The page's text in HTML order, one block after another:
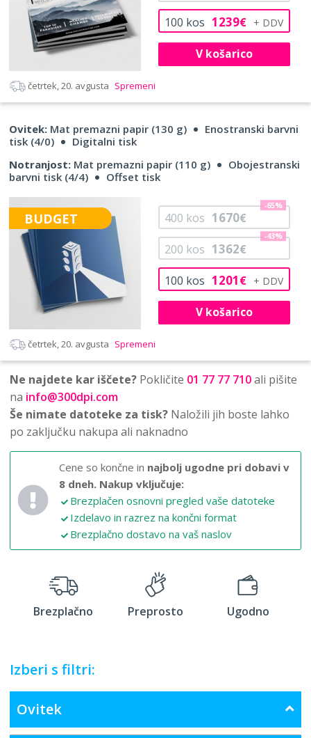
100 kos 1239€
V košarico
četrtek, 20. avgusta Spremeni
Ovitek: Mat premazni papir (130 g)
Enostranski barvni
tisk (4/0)
Digitalni tisk
Notranjost: Mat premazni papir (110 g)
Obojestranski
barvni tisk (4/4)
Offset tisk
BUDGET
100 kos 1201€
200 kos 1362€
-43%
400 kos 1670€
-65%
V košarico
četrtek, 20. avgusta Spremeni
Ne najdete kar iščete? Pokličite 01 77 77 710ali pišite
na info@300dpi.com
Še nimate datoteke za tisk? Naložili jih boste lahko
po zaključku nakupa ali naknadno
Cene so končne in najbolj ugodne pri dobavi v
8 dneh. Nakup vključuje:
Brezplačen osnovni pregled vaše datoteke
Izdelavo in razrez na končni format
Brezplačno dostavo na vaš naslov
Brezplačno Preprosto Ugodno
Izberi s filtri:
Ovitek